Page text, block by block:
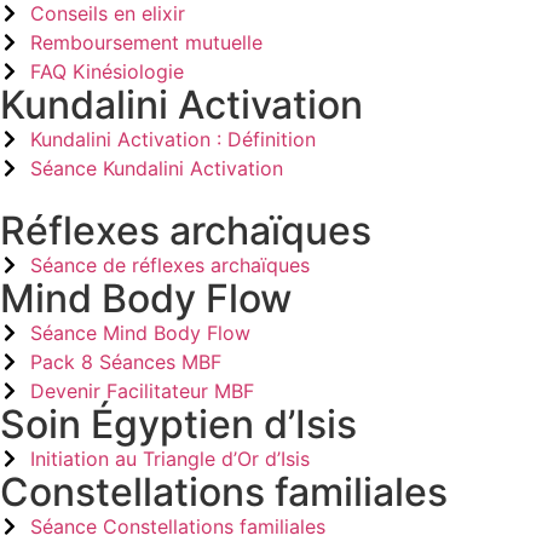
Conseils en elixir
Remboursement mutuelle
FAQ Kinésiologie
Kundalini Activation
Kundalini Activation : Définition
Séance Kundalini Activation
Réflexes archaïques
Séance de réflexes archaïques
Mind Body Flow
Séance Mind Body Flow
Pack 8 Séances MBF
Devenir Facilitateur MBF
Soin Égyptien d’Isis
Initiation au Triangle d’Or d’Isis
Constellations familiales
Séance Constellations familiales